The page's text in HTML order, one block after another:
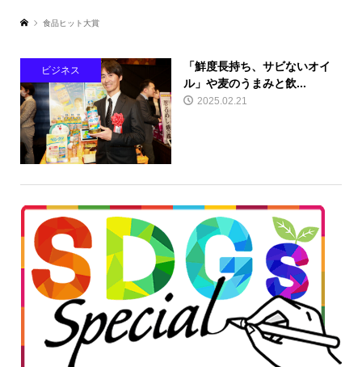
食品ヒット大賞
ビジネス
「鮮度長持ち、サビないオイ
ル」や麦のうまみと飲...
2025.02.21